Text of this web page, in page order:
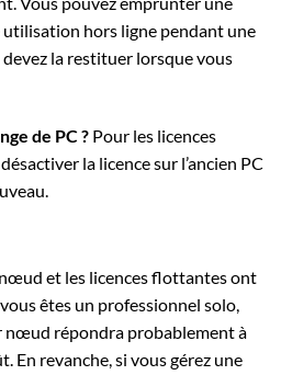
hors ligne pendant une
la restituer lorsque vous
de PC ? Pour les licences
la licence sur l’ancien PC
et les licences flottantes ont
êtes un professionnel solo,
nœud répondra probablement à
En revanche, si vous gérez une